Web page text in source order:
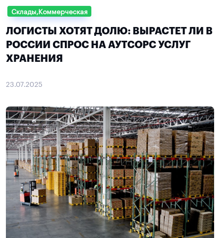
Склады,Коммерческая
ЛОГИСТЫ ХОТЯТ ДОЛЮ: ВЫРАСТЕТ ЛИ В
РОССИИ СПРОС НА АУТСОРС УСЛУГ
ХРАНЕНИЯ
23.07.2025